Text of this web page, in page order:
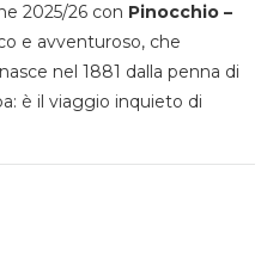
2025/26 con Pinocchio –
e avventuroso, che
nel 1881 dalla penna di
è il viaggio inquieto di